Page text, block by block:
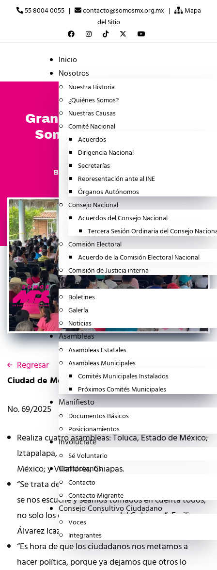
55 8004 0055 | contacto@somosmx.org.mx |
Mapa
del Sitio
Inicio
Nosotros
Nuestra Historia
¿Quiénes Somos?
Nuestras Causas
Comité Nacional
Acuerdos
Dirigencia Nacional
Secretarías
Representación ante al INE
Órganos Autónomos
Consejo Nacional
Acuerdos del Consejo Nacional
Tercera Sesión Ordinaria del Consejo
Comisión Electoral
Acuerdo de la Comisión Electoral Nacional
Comisión de Justicia interna
Medios
Boletines
Galería
Noticias
Asambleas
Asambleas Estatales
Asambleas Municipales
Comités Municipales Instalados
Próximos Comités Municipales
Manifiesto
Documentos Básicos
Posicionamientos
Invólucrate
Sé Voluntario
Contáctanos
Contacto
Contacto Migrante
Consejo Consultivo Ciudadano
Voces
Integrantes
Gran fin de semana para
Somos MX: llega a su
asamblea 76
BOLETINES
Regresar
Ciudad de México a 10 de Agosto del 2025
No. 69/2025
Realiza cuatro asambleas: Toluca, Estado de México;
Iztapalapa, Ciudad de México; Jilotepec, Estado de
México; y Villaflores, Chiapas.
“Se trata de que juntemos nuestras voces para que
se nos escuche y seamos tomados en cuenta todos,
no solo los que son amigos del Gobierno”: Emilio
Álvarez Icaza.
“Es hora de que los ciudadanos nos metamos a
hacer política, porque ya dejamos que otros lo